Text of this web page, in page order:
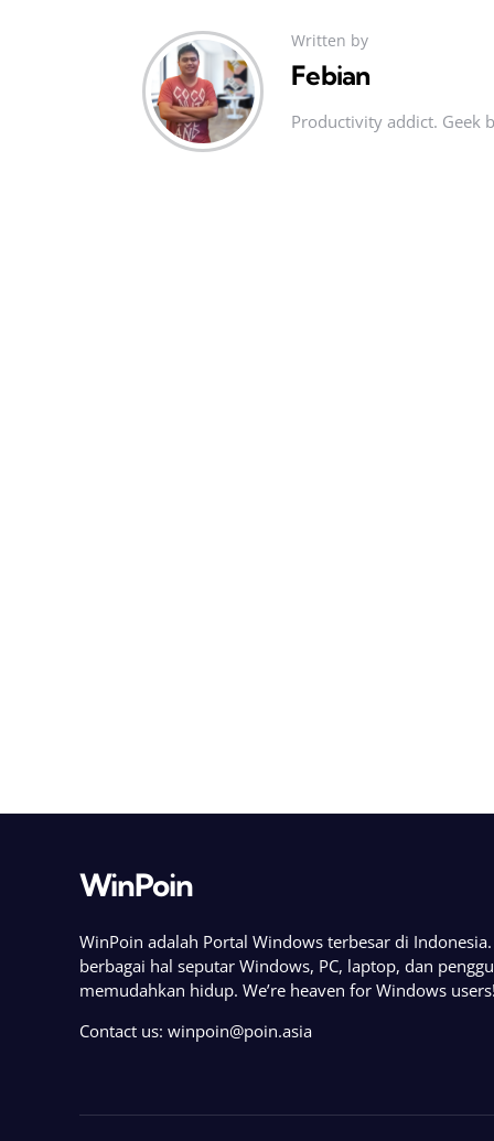
Written by
Febian
Productivity addict. Geek
WinPoin
WinPoin adalah Portal Windows terbesar di
berbagai hal seputar Windows, PC, laptop, dan
memudahkan hidup. We’re heaven for Windows users!
Contact us: winpoin@poin.asia